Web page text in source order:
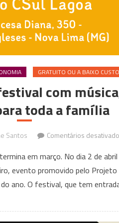
GRATUITO OU A BAIXO CUSTO
com
toda a família
Santos Comentários
em março. No dia 2 de
evento promovido pelo Projeto
ano. O festival, que tem